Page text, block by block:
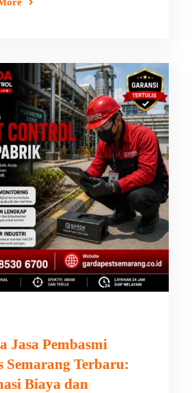
Jasa Pembasmi
Semarang Terbaru:
Biaya dan